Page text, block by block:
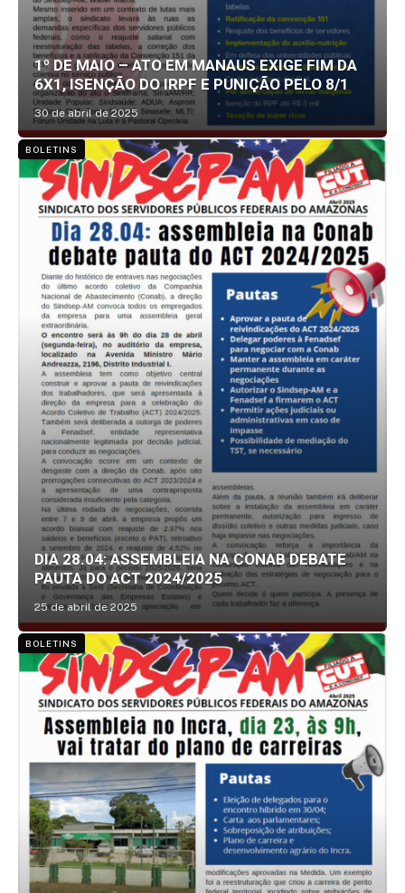
1º DE MAIO – ATO EM MANAUS EXIGE FIM DA
6X1, ISENÇÃO DO IRPF E PUNIÇÃO PELO 8/1
30 de abril de 2025
BOLETINS
DIA 28.04: ASSEMBLEIA NA CONAB DEBATE
PAUTA DO ACT 2024/2025
25 de abril de 2025
BOLETINS